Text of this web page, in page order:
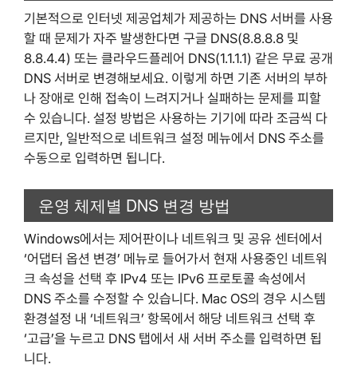
기본적으로 인터넷 제공업체가 제공하는 DNS 서버를 사용
할 때 문제가 자주 발생한다면 구글 DNS(8.8.8.8 및
8.8.4.4) 또는 클라우드플레어 DNS(1.1.1.1) 같은 무료 공개
DNS 서버로 변경해보세요. 이렇게 하면 기존 서버의 부하
나 장애로 인해 접속이 느려지거나 실패하는 문제를 피할
수 있습니다. 설정 방법은 사용하는 기기에 따라 조금씩 다
르지만, 일반적으로 네트워크 설정 메뉴에서 DNS 주소를
수동으로 입력하면 됩니다.
운영 체제별 DNS 변경 방법
Windows에서는 제어판이나 네트워크 및 공유 센터에서
‘어댑터 옵션 변경’ 메뉴로 들어가서 현재 사용중인 네트워
크 속성을 선택 후 IPv4 또는 IPv6 프로토콜 속성에서
DNS 주소를 수정할 수 있습니다. Mac OS의 경우 시스템
환경설정 내 ‘네트워크’ 항목에서 해당 네트워크 선택 후
‘고급’을 누르고 DNS 탭에서 새 서버 주소를 입력하면 됩
니다.